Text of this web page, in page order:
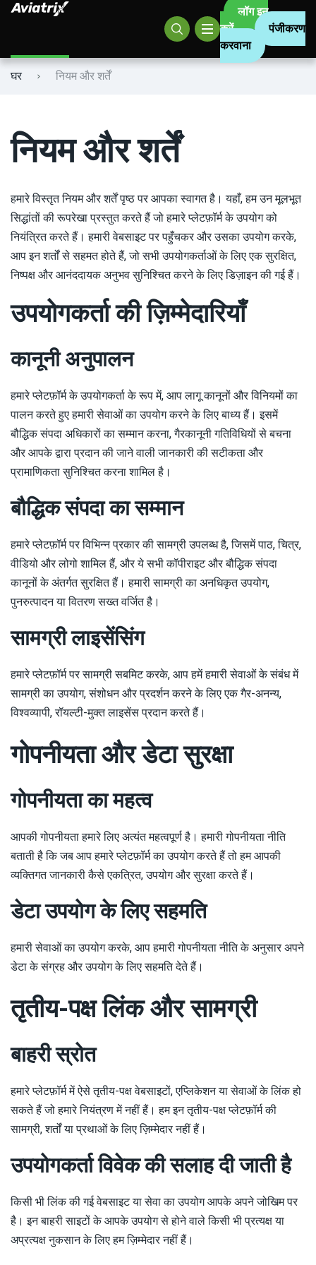
लॉग इन
करें
पंजीकरण
करवाना
घर नियम और शर्तें
नियम और शर्तें
हमारे विस्तृत नियम और शर्तें पृष्ठ पर आपका स्वागत है। यहाँ, हम उन मूलभूत
सिद्धांतों की रूपरेखा प्रस्तुत करते हैं जो हमारे प्लेटफ़ॉर्म के उपयोग को
नियंत्रित करते हैं। हमारी वेबसाइट पर पहुँचकर और उसका उपयोग करके,
आप इन शर्तों से सहमत होते हैं, जो सभी उपयोगकर्ताओं के लिए एक सुरक्षित,
निष्पक्ष और आनंददायक अनुभव सुनिश्चित करने के लिए डिज़ाइन की गई हैं।
उपयोगकर्ता की ज़िम्मेदारियाँ
कानूनी अनुपालन
हमारे प्लेटफ़ॉर्म के उपयोगकर्ता के रूप में, आप लागू कानूनों और विनियमों का
पालन करते हुए हमारी सेवाओं का उपयोग करने के लिए बाध्य हैं। इसमें
बौद्धिक संपदा अधिकारों का सम्मान करना, गैरकानूनी गतिविधियों से बचना
और आपके द्वारा प्रदान की जाने वाली जानकारी की सटीकता और
प्रामाणिकता सुनिश्चित करना शामिल है।
बौद्धिक संपदा का सम्मान
हमारे प्लेटफ़ॉर्म पर विभिन्न प्रकार की सामग्री उपलब्ध है, जिसमें पाठ, चित्र,
वीडियो और लोगो शामिल हैं, और ये सभी कॉपीराइट और बौद्धिक संपदा
कानूनों के अंतर्गत सुरक्षित हैं। हमारी सामग्री का अनधिकृत उपयोग,
पुनरुत्पादन या वितरण सख्त वर्जित है।
सामग्री लाइसेंसिंग
हमारे प्लेटफ़ॉर्म पर सामग्री सबमिट करके, आप हमें हमारी सेवाओं के संबंध में
सामग्री का उपयोग, संशोधन और प्रदर्शन करने के लिए एक गैर-अनन्य,
विश्वव्यापी, रॉयल्टी-मुक्त लाइसेंस प्रदान करते हैं।
गोपनीयता और डेटा सुरक्षा
गोपनीयता का महत्व
आपकी गोपनीयता हमारे लिए अत्यंत महत्वपूर्ण है। हमारी गोपनीयता नीति
बताती है कि जब आप हमारे प्लेटफ़ॉर्म का उपयोग करते हैं तो हम आपकी
व्यक्तिगत जानकारी कैसे एकत्रित, उपयोग और सुरक्षा करते हैं।
डेटा उपयोग के लिए सहमति
हमारी सेवाओं का उपयोग करके, आप हमारी गोपनीयता नीति के अनुसार अपने
डेटा के संग्रह और उपयोग के लिए सहमति देते हैं।
तृतीय-पक्ष लिंक और सामग्री
बाहरी स्रोत
हमारे प्लेटफ़ॉर्म में ऐसे तृतीय-पक्ष वेबसाइटों, एप्लिकेशन या सेवाओं के लिंक हो
सकते हैं जो हमारे नियंत्रण में नहीं हैं। हम इन तृतीय-पक्ष प्लेटफ़ॉर्म की
सामग्री, शर्तों या प्रथाओं के लिए ज़िम्मेदार नहीं हैं।
उपयोगकर्ता विवेक की सलाह दी जाती है
किसी भी लिंक की गई वेबसाइट या सेवा का उपयोग आपके अपने जोखिम पर
है। इन बाहरी साइटों के आपके उपयोग से होने वाले किसी भी प्रत्यक्ष या
अप्रत्यक्ष नुकसान के लिए हम ज़िम्मेदार नहीं हैं।
Aviatrix सिग्नल
Olimp
Leon.Bet
Pin-Up
Favbet
वीबेट
स्लॉटपेसा